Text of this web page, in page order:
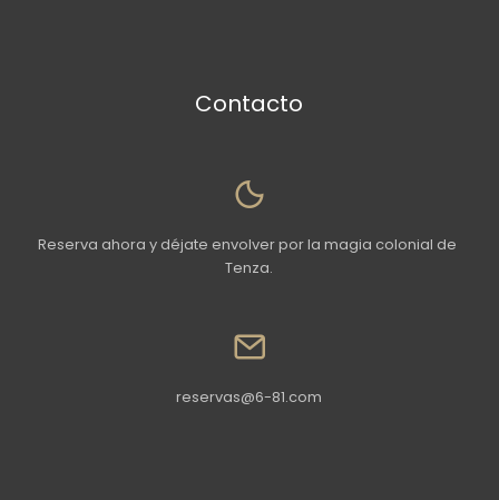
Contacto
Reserva ahora y déjate envolver por la magia colonial de
Tenza.
reservas@6-81.com